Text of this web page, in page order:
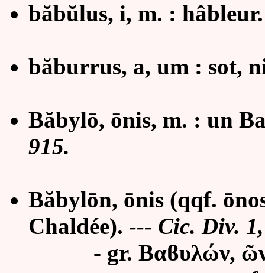
băbŭlus, i, m. : hâbleur
băburrus, a, um : sot,
Băbylō, ōnis, m. : un
915.
Băbylōn, ōnis (qqf.
Chaldée). --- Cic. Div.
- gr. Βαϐυλών,